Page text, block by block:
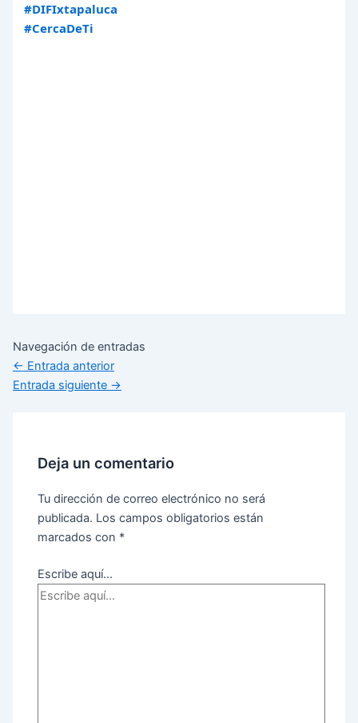
#DIFIxtapaluca
#CercaDeTi
Navegación de entradas
← Entrada anterior
Entrada siguiente →
Deja un comentario
Tu dirección de correo electrónico no será
publicada. Los campos obligatorios están
marcados con *
Escribe aquí...